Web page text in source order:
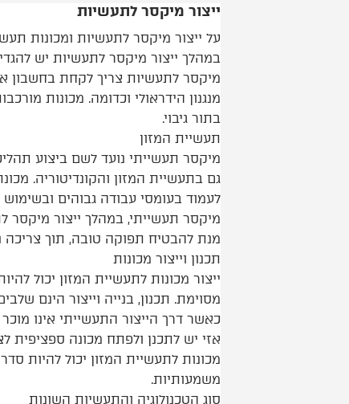
ייצור מיקסר לתעשיות
על ייצור מיקסר לתעשיות ומכונות
במהלך ייצור מיקסר לתעשיות יש
מיקסר לתעשיות צריך לקחת בחשבון
מנגנון הידראולי וכדומה. מכונות
בתור גיבוי.
תעשיית המזון
מיקסר תעשייתי נועד לשם ביצוע
גם בתעשיית המזון והקונדיטוריה.
לעמוד בעומסי עבודה גבוהים
מיקסר תעשייתי, במהלך ייצור
מנת להבטיח תפוקה טובה, תוך צריכה
תכנון וייצור מכונות
ייצור מכונות לתעשיית המזון יכול
מסוימת. תכנון, בנייה וייצור הינם
כאשר דרך הייצור התעשייתי אינו
אזי יש לתכנן ולפתח מכונה ספציפית
מכונות לתעשיית המזון יכול להיות
משמעותיות.
סוג הטכנולוגיה והתעשיות השונות